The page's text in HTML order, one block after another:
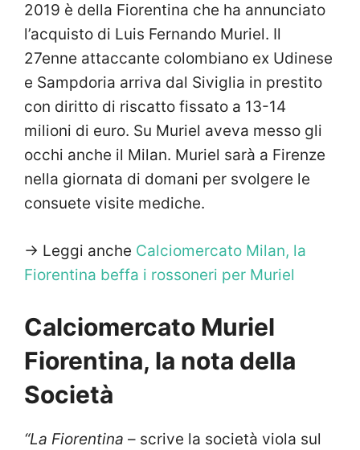
2019 è della Fiorentina che ha annunciato
l’acquisto di Luis Fernando Muriel. Il
27enne attaccante colombiano ex Udinese
e Sampdoria arriva dal Siviglia in prestito
con diritto di riscatto fissato a 13-14
milioni di euro. Su Muriel aveva messo gli
occhi anche il Milan. Muriel sarà a Firenze
nella giornata di domani per svolgere le
consuete visite mediche.
-> Leggi anche Calciomercato Milan, la
Fiorentina beffa i rossoneri per Muriel
Calciomercato Muriel
Fiorentina, la nota della
Società
“La Fiorentina – scrive la società viola sul